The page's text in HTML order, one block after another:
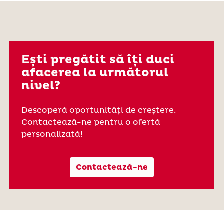
Ești pregătit să îți duci
afacerea la următorul
nivel?
Descoperă oportunități de creștere.
Contactează-ne pentru o ofertă
personalizată!
Contactează-ne